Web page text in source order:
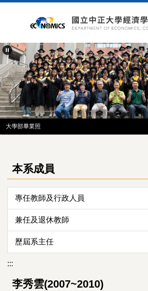
要
內
容
區
大學部畢業照
本系成員
專任教師及行政人員
兼任及退休教師
歷屆系主任
:::
李秀雲(2007~2010)